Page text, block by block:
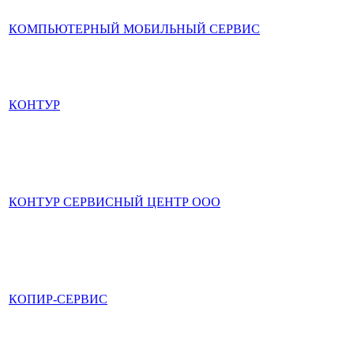
КОМПЬЮТЕРНЫЙ МОБИЛЬНЫЙ СЕРВИС
КОНТУР
КОНТУР СЕРВИСНЫЙ ЦЕНТР ООО
КОПИР-СЕРВИС